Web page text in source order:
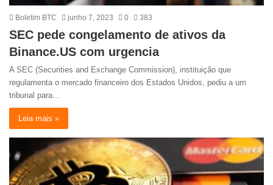
Boletim BTC junho 7, 2023 0 383
SEC pede congelamento de ativos da
Binance.US com urgencia
A SEC (Securities and Exchange Commission), instituição que
regulamenta o mercado financeiro dos Estados Unidos, pediu a um
tribunal para…
Leia mais »